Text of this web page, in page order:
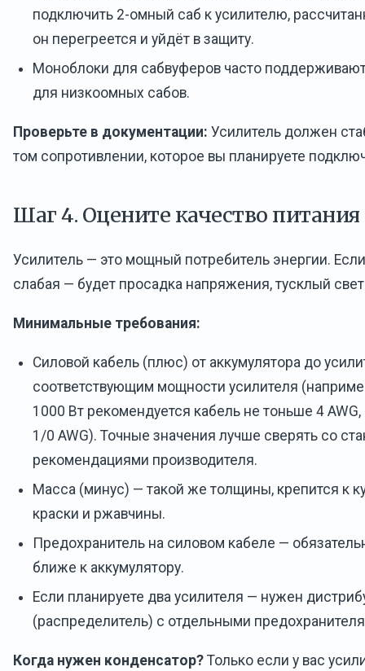
подключить 2-омный саб к усилителю,
он перегреется и уйдёт в защиту.
Моноблоки для сабвуферов часто
для низкоомных сабов.
Проверьте в документации: Усилитель должен
том сопротивлении, которое вы планируете
Шаг 4. Оцените качество питания
Усилитель — это мощный потребитель энергии.
слабая — будет просадка напряжения, тусклый
Минимальные требования:
Силовой кабель (плюс) от аккумулятора до
соответствующим мощности усилителя
1000 Вт рекомендуется кабель не тоньше 4
1/0 AWG). Точные значения лучше сверять со
рекомендациями производителя.
Масса (минус) — такой же толщины, крепится к
краски и ржавчины.
Предохранитель на силовом кабеле —
ближе к аккумулятору.
Если планируете два усилителя — нужен
(распределитель) с отдельными
Когда нужен конденсатор? Только если у вас